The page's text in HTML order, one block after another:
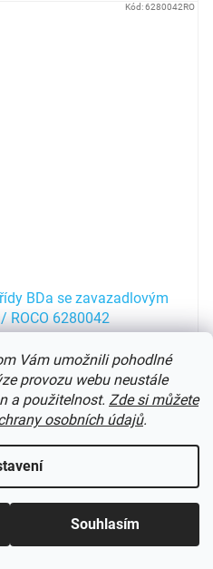
Vám umožnili pohodlné
provozu webu neustále
a použitelnost. Zde si můžete
osobních údajů.
Souhlasím
BDa se zavazadlovým
ROCO 6280042
Bude vyrobeno
Do košíku
Kód:6280042RO